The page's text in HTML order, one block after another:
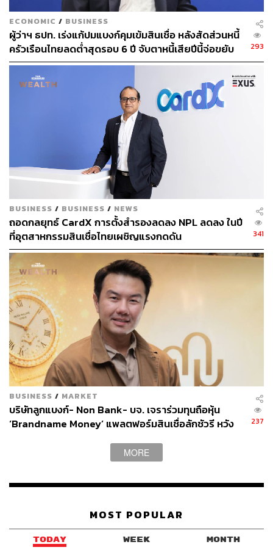
ECONOMIC / BUSINESS
ผู้ว่าฯ ธปท. เร่งแก้ปมแบงก์คุมเข้มสินเชื่อ หลังสัดส่วนหนี้
ครัวเรือนไทยลดต่ำสุดรอบ 6 ปี จับตาหนี้เสียปีนี้จ่อขยับ
ขึ้น
293
BUSINESS / BUSINESS / NEWS
ถอดกลยุทธ์ CardX การตั้งสำรองลดลง NPL ลดลง ในปี
ที่อุตสาหกรรมสินเชื่อไทยเผชิญแรงกดดัน
341
BUSINESS / MARKET
บริษัทลูกแบงก์- Non Bank- บจ. เจราร่วมทุนถือหุ้น
‘Brandname Money’ แพลตฟอร์มสินเชื่อลักชัวรี หวัง
237
MORE
MOST POPULAR
TODAY WEEK MONTH